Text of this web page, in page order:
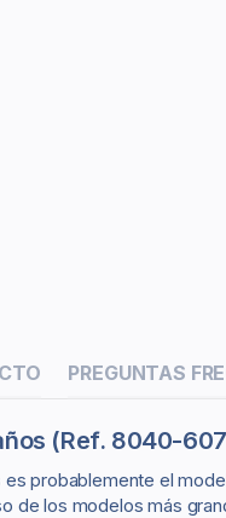
PREGUNTAS
(Ref. 8040-
es probablemente el
de los modelos más